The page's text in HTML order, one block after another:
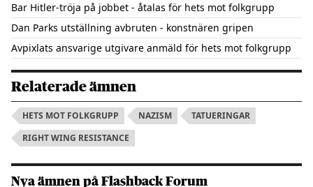
Bar Hitler-tröja på jobbet - åtalas för hets mot folkgrupp
Dan Parks utställning avbruten - konstnären gripen
Avpixlats ansvarige utgivare anmäld för hets mot folkgrupp
Relaterade ämnen
HETS MOT FOLKGRUPP NAZISM
TATUERINGAR
RIGHT WING RESISTANCE
Nya ämnen på Flashback Forum